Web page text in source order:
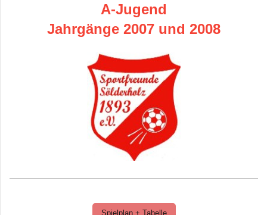
A-Jugend
Jahrgänge 2007 und 2008
Spielplan + Tabelle